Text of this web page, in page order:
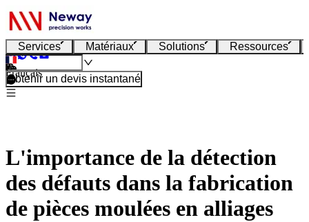
Services Matériaux Solutions Ressources
Français
Obtenir un devis instantané
L'importance de la détection
des défauts dans la fabrication
de pièces moulées en alliages